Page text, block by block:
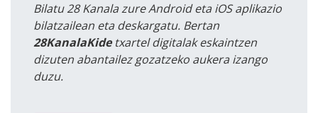
Bilatu 28 Kanala zure Android eta iOS aplikazio
bilatzailean eta deskargatu. Bertan
28KanalaKidetxartel digitalak eskaintzen
dizuten abantailez gozatzeko aukera izango
duzu.